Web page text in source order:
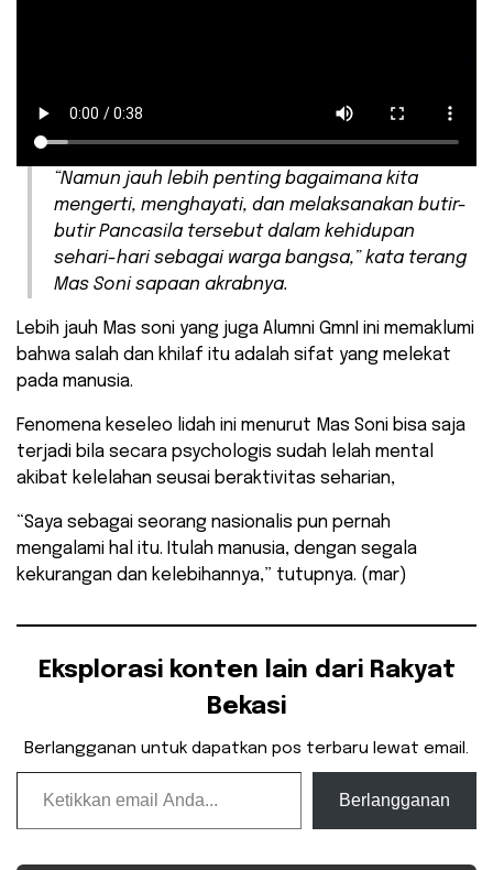
“Namun jauh lebih penting bagaimana kita
mengerti, menghayati, dan melaksanakan butir-
butir Pancasila tersebut dalam kehidupan
sehari-hari sebagai warga bangsa,” kata terang
Mas Soni sapaan akrabnya.
Lebih jauh Mas soni yang juga Alumni GmnI ini memaklumi
bahwa salah dan khilaf itu adalah sifat yang melekat
pada manusia.
Fenomena keseleo lidah ini menurut Mas Soni bisa saja
terjadi bila secara psychologis sudah lelah mental
akibat kelelahan seusai beraktivitas seharian,
“Saya sebagai seorang nasionalis pun pernah
mengalami hal itu. Itulah manusia, dengan segala
kekurangan dan kelebihannya,” tutupnya. (mar)
Eksplorasi konten lain dari Rakyat
Bekasi
Berlangganan untuk dapatkan pos terbaru lewat email.
Ketikkan email Anda...
Berlangganan